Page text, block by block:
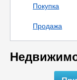
Покупка
Продажа